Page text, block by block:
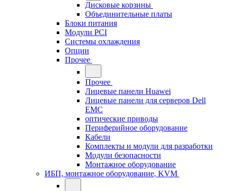
Дисковые корзины
Объединительные платы
Блоки питания
Модули PCI
Системы охлаждения
Опции
Прочее
Прочее
Лицевые панели Huawei
Лицевые панели для серверов Dell
EMC
оптические приводы
Периферийное оборудование
Кабели
Комплекты и модули для разработки
Модули безопасности
Монтажное оборудование
ИБП, монтажное оборудование, KVM